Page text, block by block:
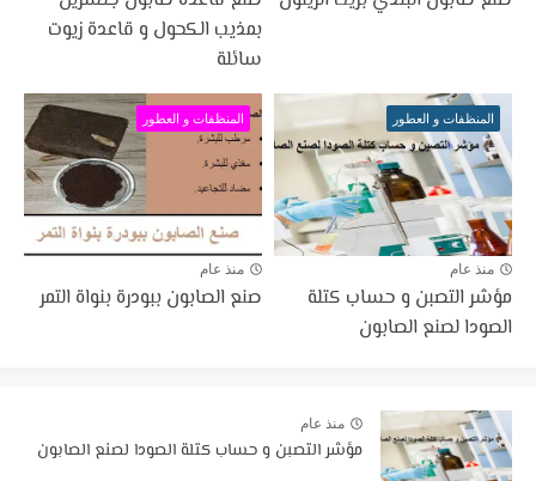
بمذيب الكحول و قاعدة زيوت
سائلة
المنظفات و العطور
منذ عام
مؤشر التصبن و حساب كتلة
الصودا لصنع الصابون
المنظفات و العطور
منذ عام
صنع الصابون ببودرة بنواة التمر
منذ عام
مؤشر التصبن و حساب كتلة الصودا لصنع الصابون